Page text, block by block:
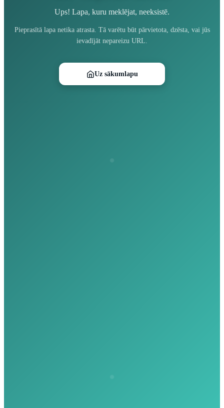
Ups! Lapa, kuru meklējat, neeksistē.
Pieprasītā lapa netika atrasta. Tā varētu būt pārvietota, dzēsta, vai jūs
ievadījāt nepareizu URL.
Uz sākumlapu